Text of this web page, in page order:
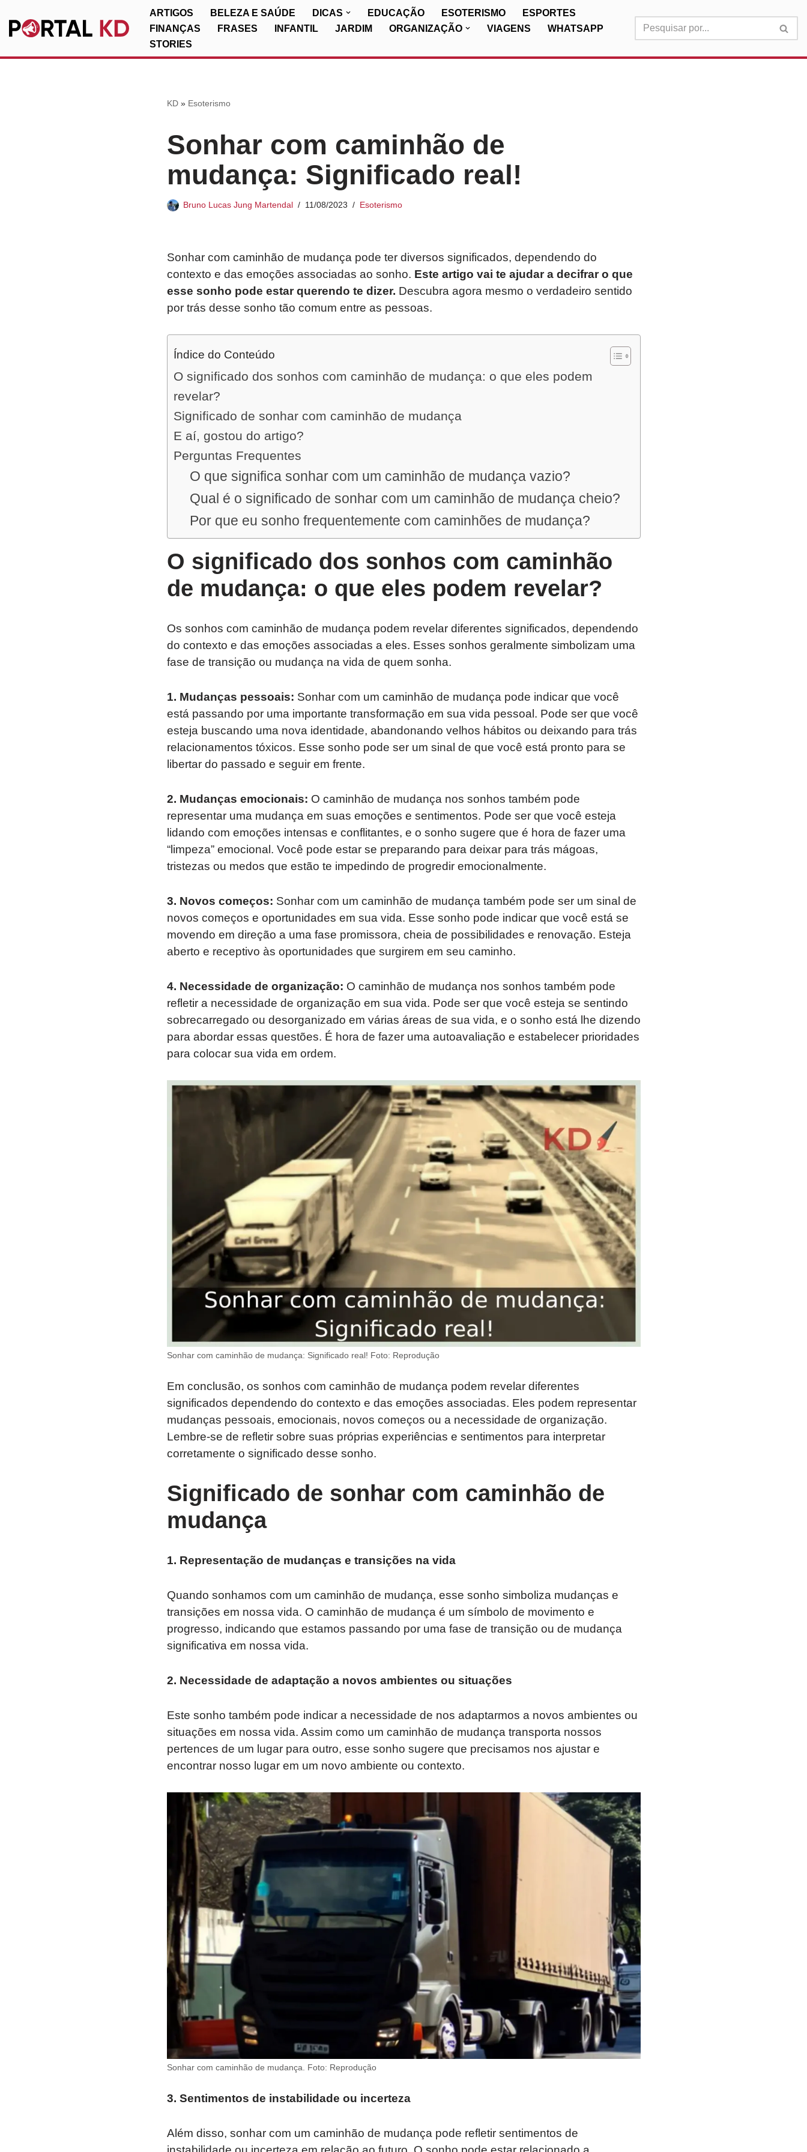
Pular
ARTIGOS BELEZA E SAÚDE DICAS EDUCAÇÃO ESOTERISMO
ESPORTES
FINANÇAS
FRASES INFANTIL JARDIM ORGANIZAÇÃO VIAGENS
WHATSAPP
STORIES
KD» Esoterismo
Sonhar com caminhão de
mudança: Significado real!
Bruno Lucas Jung Martendal 11/08/2023 Esoterismo
Sonhar com caminhão de mudança pode ter diversos significados, dependendo do
contexto e das emoções associadas ao sonho. Este artigo vai te ajudar a decifrar o que
esse sonho pode estar querendo te dizer. Descubra agora mesmo o verdadeiro sentido
por trás desse sonho tão comum entre as pessoas.
Índice do Conteúdo
O significado dos sonhos com caminhão de mudança: o que eles podem
revelar?
Significado de sonhar com caminhão de mudança
E aí, gostou do artigo?
Perguntas Frequentes
O que significa sonhar com um caminhão de mudança vazio?
Qual é o significado de sonhar com um caminhão de mudança cheio?
Por que eu sonho frequentemente com caminhões de mudança?
O significado dos sonhos com caminhão
de mudança: o que eles podem revelar?
Os sonhos com caminhão de mudança podem revelar diferentes significados, dependendo
do contexto e das emoções associadas a eles. Esses sonhos geralmente simbolizam uma
fase de transição ou mudança na vida de quem sonha.
1. Mudanças pessoais: Sonhar com um caminhão de mudança pode indicar que você
está passando por uma importante transformação em sua vida pessoal. Pode ser que você
esteja buscando uma nova identidade, abandonando velhos hábitos ou deixando para trás
relacionamentos tóxicos. Esse sonho pode ser um sinal de que você está pronto para se
libertar do passado e seguir em frente.
2. Mudanças emocionais: O caminhão de mudança nos sonhos também pode
representar uma mudança em suas emoções e sentimentos. Pode ser que você esteja
lidando com emoções intensas e conflitantes, e o sonho sugere que é hora de fazer uma
“limpeza” emocional. Você pode estar se preparando para deixar para trás mágoas,
tristezas ou medos que estão te impedindo de progredir emocionalmente.
3. Novos começos: Sonhar com um caminhão de mudança também pode ser um sinal de
novos começos e oportunidades em sua vida. Esse sonho pode indicar que você está se
movendo em direção a uma fase promissora, cheia de possibilidades e renovação. Esteja
aberto e receptivo às oportunidades que surgirem em seu caminho.
4. Necessidade de organização: O caminhão de mudança nos sonhos também pode
refletir a necessidade de organização em sua vida. Pode ser que você esteja se sentindo
sobrecarregado ou desorganizado em várias áreas de sua vida, e o sonho está lhe dizendo
para abordar essas questões. É hora de fazer uma autoavaliação e estabelecer prioridades
para colocar sua vida em ordem.
Sonhar com caminhão de mudança: Significado real! Foto: Reprodução
Em conclusão, os sonhos com caminhão de mudança podem revelar diferentes
significados dependendo do contexto e das emoções associadas. Eles podem representar
mudanças pessoais, emocionais, novos começos ou a necessidade de organização.
Lembre-se de refletir sobre suas próprias experiências e sentimentos para interpretar
corretamente o significado desse sonho.
Significado de sonhar com caminhão de
mudança
1. Representação de mudanças e transições na vida
Quando sonhamos com um caminhão de mudança, esse sonho simboliza mudanças e
transições em nossa vida. O caminhão de mudança é um símbolo de movimento e
progresso, indicando que estamos passando por uma fase de transição ou de mudança
significativa em nossa vida.
2. Necessidade de adaptação a novos ambientes ou situações
Este sonho também pode indicar a necessidade de nos adaptarmos a novos ambientes ou
situações em nossa vida. Assim como um caminhão de mudança transporta nossos
pertences de um lugar para outro, esse sonho sugere que precisamos nos ajustar e
encontrar nosso lugar em um novo ambiente ou contexto.
Sonhar com caminhão de mudança. Foto: Reprodução
3. Sentimentos de instabilidade ou incerteza
Além disso, sonhar com um caminhão de mudança pode refletir sentimentos de